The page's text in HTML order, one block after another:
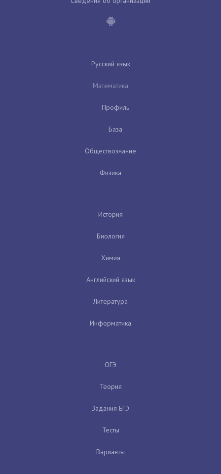
Русский язык
Математика
Профиль
База
Обществознание
Физика
История
Биология
Химия
Английский язык
Литература
Информатика
ОГЭ
Теория
Задания ЕГЭ
Тесты
Варианты